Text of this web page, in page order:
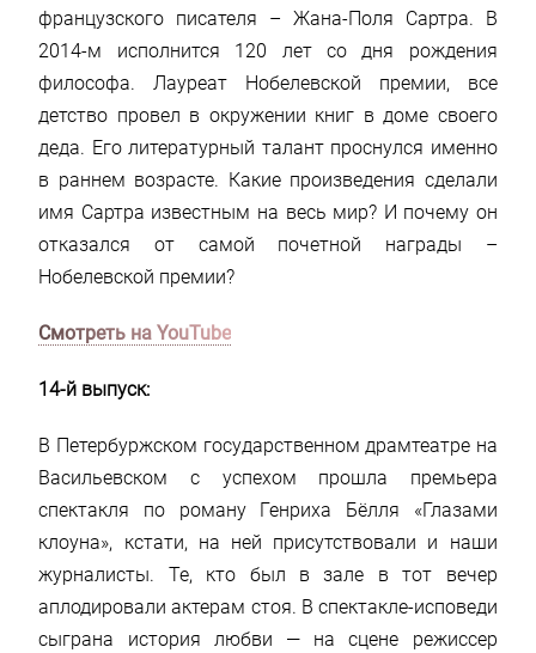
французского писателя – Жана-Поля Сартра. В
2014-м исполнится 120 лет со дня рождения
философа. Лауреат Нобелевской премии, все
детство провел в окружении книг в доме своего
деда. Его литературный талант проснулся именно
в раннем возрасте. Какие произведения сделали
имя Сартра известным на весь мир? И почему он
отказался от самой почетной награды –
Нобелевской премии?
Смотреть на YouTube
14-й выпуск:
В Петербуржском государственном драмтеатре на
Васильевском с успехом прошла премьера
спектакля по роману Генриха Бёлля «Глазами
клоуна», кстати, на ней присутствовали и наши
журналисты. Те, кто был в зале в тот вечер
аплодировали актерам стоя. В спектакле-исповеди
сыграна история любви — на сцене режиссер